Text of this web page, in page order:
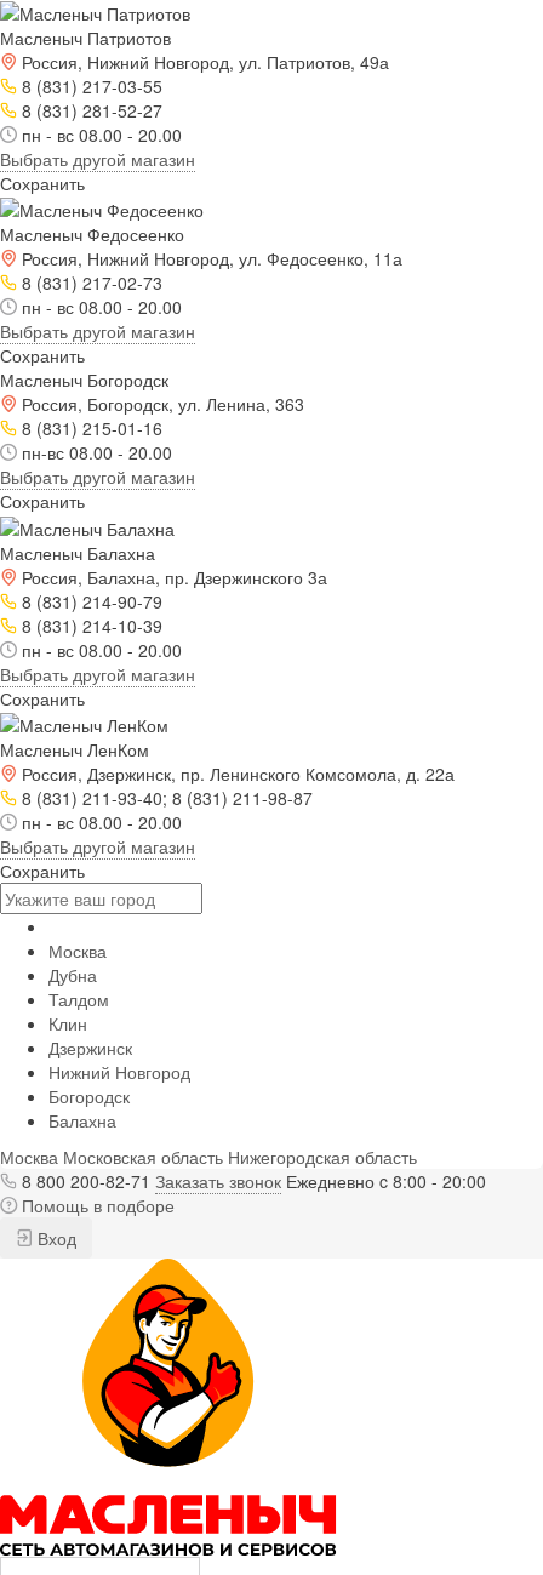
Масленыч Патриотов
Россия, Нижний Новгород, ул. Патриотов, 49а
8 (831) 217-03-55
8 (831) 281-52-27
пн - вс 08.00 - 20.00
Выбрать другой магазин
Сохранить
Масленыч Федосеенко
Россия, Нижний Новгород, ул. Федосеенко, 11а
8 (831) 217-02-73
пн - вс 08.00 - 20.00
Выбрать другой магазин
Сохранить
Масленыч Богородск
Россия, Богородск, ул. Ленина, 363
8 (831) 215-01-16
пн-вс 08.00 - 20.00
Выбрать другой магазин
Сохранить
Масленыч Балахна
Россия, Балахна, пр. Дзержинского 3а
8 (831) 214-90-79
8 (831) 214-10-39
пн - вс 08.00 - 20.00
Выбрать другой магазин
Сохранить
Масленыч ЛенКом
Россия, Дзержинск, пр. Ленинского Комсомола, д. 22а
8 (831) 211-93-40; 8 (831) 211-98-87
пн - вс 08.00 - 20.00
Выбрать другой магазин
Сохранить
Москва
Дубна
Талдом
Клин
Дзержинск
Нижний Новгород
Богородск
Балахна
Москва Московская область Нижегородская область
8 800 200-82-71 Заказать звонок Ежедневно c 8:00 - 20:00
Помощь в подборе
Вход